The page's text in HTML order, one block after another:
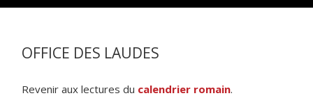
OFFICE DES LAUDES
Revenir aux lectures du calendrier romain.